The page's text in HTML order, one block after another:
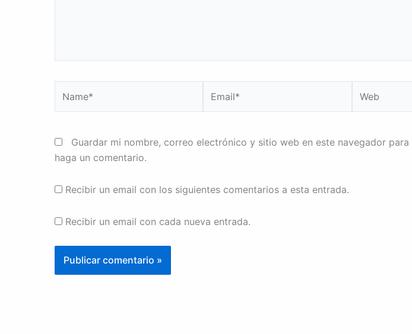
Guardar mi nombre, correo electrónico y sitio web en este navegador
haga un comentario.
Recibir un email con los siguientes comentarios a esta entrada.
Recibir un email con cada nueva entrada.